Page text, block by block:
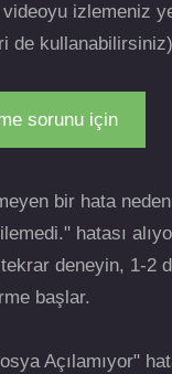
izlemeniz
de kullanabilirsiniz)
sorunu için
bir hata
hatası
deneyin, 1-2
başlar.
Açılamıyor"